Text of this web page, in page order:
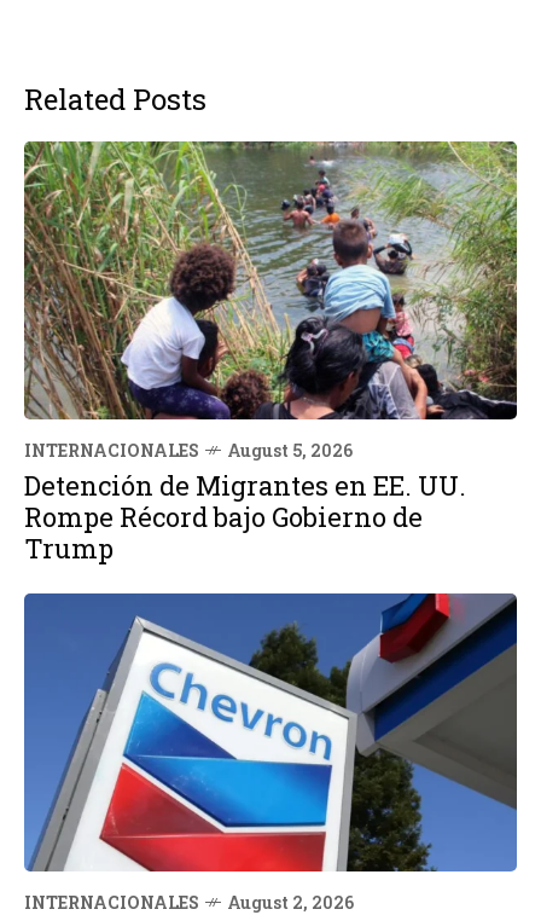
Related Posts
INTERNACIONALES August 5, 2026
Detención de Migrantes en EE. UU.
Rompe Récord bajo Gobierno de
Trump
INTERNACIONALES August 2, 2026